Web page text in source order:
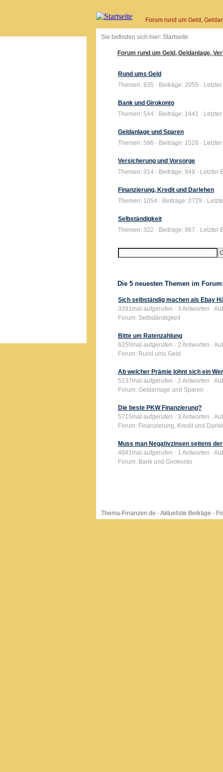
Forum rund um Geld,
Sie befinden sich hier: Startseite
Forum rund um Geld, Geldanlage,
Rund ums Geld
Themen: 835 · Beiträge: 2055 ·
Bank und Girokonto
Themen: 544 · Beiträge: 1441 ·
Geldanlage und Sparen
Themen: 596 · Beiträge: 1528 ·
Versicherung und Vorsorge
Themen: 314 · Beiträge: 949 ·
Finanzierung, Kredit und Darlehen
Themen: 1054 · Beiträge: 2729 ·
Selbständigkeit
Themen: 322 · Beiträge: 967 ·
Die 5 neuesten Themen im
Sich selbständig machen als Ebay
3391mal aufgerufen · 3 Antworten ·
Forum: Selbständigkeit
Bitte um Ratenzahlung
6250mal aufgerufen · 2 Antworten ·
Forum: Rund ums Geld
Ab welcher Prämie lohnt sich ein
5137mal aufgerufen · 2 Antworten ·
Forum: Geldanlage und Sparen
Die beste PKW Finanzierung?
5715mal aufgerufen · 3 Antworten ·
Forum: Finanzierung, Kredit und
Muss man Negativzinsen seitens
4841mal aufgerufen · 1 Antworten ·
Forum: Bank und Girokonto
Thema-Finanzen.de -Aktuellste Beiträge -